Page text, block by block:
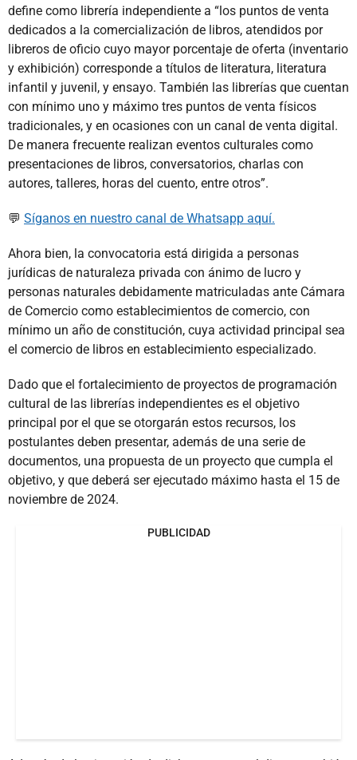
define como librería independiente a “los puntos de venta
dedicados a la comercialización de libros, atendidos por
libreros de oficio cuyo mayor porcentaje de oferta (inventario
y exhibición) corresponde a títulos de literatura, literatura
infantil y juvenil, y ensayo. También las librerías que cuentan
con mínimo uno y máximo tres puntos de venta físicos
tradicionales, y en ocasiones con un canal de venta digital.
De manera frecuente realizan eventos culturales como
presentaciones de libros, conversatorios, charlas con
autores, talleres, horas del cuento, entre otros”.
💬 Síganos en nuestro canal de Whatsapp aquí.
Ahora bien, la convocatoria está dirigida a personas
jurídicas de naturaleza privada con ánimo de lucro y
personas naturales debidamente matriculadas ante Cámara
de Comercio como establecimientos de comercio, con
mínimo un año de constitución, cuya actividad principal sea
el comercio de libros en establecimiento especializado.
Dado que el fortalecimiento de proyectos de programación
cultural de las librerías independientes es el objetivo
principal por el que se otorgarán estos recursos, los
postulantes deben presentar, además de una serie de
documentos, una propuesta de un proyecto que cumpla el
objetivo, y que deberá ser ejecutado máximo hasta el 15 de
noviembre de 2024.
PUBLICIDAD